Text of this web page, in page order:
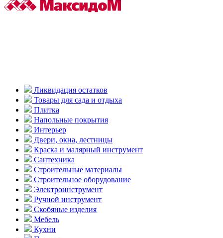
Ликвидация остатков
Товары для сада и отдыха
Плитка
Напольные покрытия
Интерьер
Двери, окна, лестницы
Краска и малярный инструмент
Сантехника
Строительные материалы
Строительное оборудование
Электроинструмент
Ручной инструмент
Скобяные изделия
Мебель
Кухни